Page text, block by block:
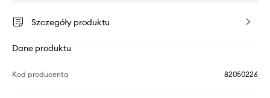
Szczegóły produktu
Dane produktu
Kod producenta 82050226